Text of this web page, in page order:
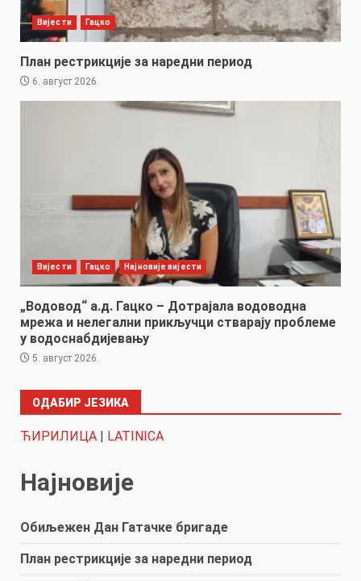
Вијести Гацко
План рестрикције за наредни период
6. август 2026.
Вијести Гацко Најновије вијести
„Водовод“ а.д. Гацко – Дотрајала водоводна
мрежа и нелегални прикључци стварају проблеме
у водоснабдијевању
5. август 2026.
ОДАБИР ЈЕЗИКА
ЋИРИЛИЦА | LATINICA
Најновије
Обиљежен Дан Гатачке бригаде
План рестрикције за наредни период